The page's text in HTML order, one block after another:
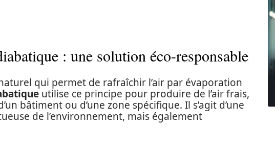
: une solution éco-responsable
qui permet de rafraîchir l’air par évaporation
utilise ce principe pour produire de l’air frais,
bâtiment ou d’une zone spécifique. Il s’agit d’une
de l’environnement, mais également